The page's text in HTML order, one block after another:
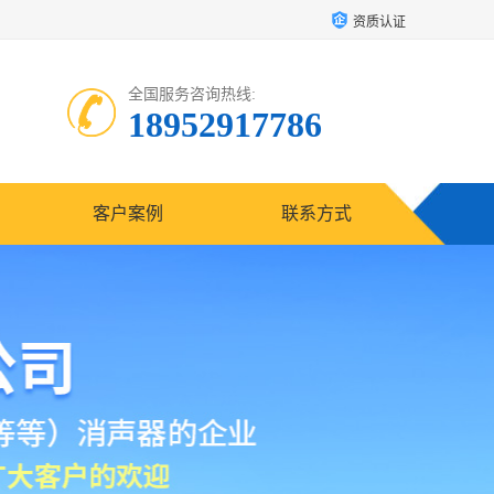
资质认证
全国服务咨询热线:
18952917786
客户案例 联系方式